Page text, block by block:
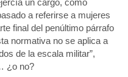
a referirse a mujeres
final del penúltimo párrafo
normativa no se aplica a
de la escala militar”,
¿o no?